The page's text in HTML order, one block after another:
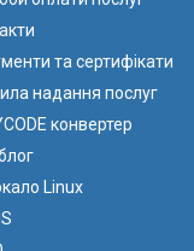
та сертифікати
надання послуг
конвертер
Linux